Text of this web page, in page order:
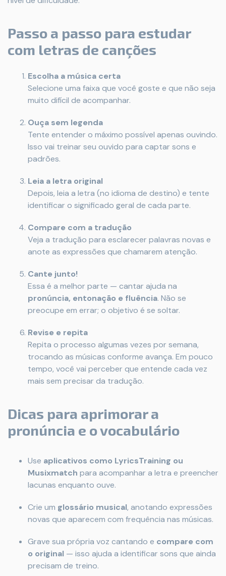
Passo a passo para estudar
com letras de canções
Escolha a música certa
Selecione uma faixa que você goste e que não seja
muito difícil de acompanhar.
Ouça sem legenda
Tente entender o máximo possível apenas ouvindo.
Isso vai treinar seu ouvido para captar sons e
padrões.
Leia a letra original
Depois, leia a letra (no idioma de destino) e tente
identificar o significado geral de cada parte.
Compare com a tradução
Veja a tradução para esclarecer palavras novas e
anote as expressões que chamarem atenção.
Cante junto!
Essa é a melhor parte — cantar ajuda na
pronúncia, entonação e fluência. Não se
preocupe em errar; o objetivo é se soltar.
Revise e repita
Repita o processo algumas vezes por semana,
trocando as músicas conforme avança. Em pouco
tempo, você vai perceber que entende cada vez
mais sem precisar da tradução.
Dicas para aprimorar a
pronúncia e o vocabulário
Use aplicativos como LyricsTraining ou
Musixmatch para acompanhar a letra e preencher
lacunas enquanto ouve.
Crie um glossário musical, anotando expressões
novas que aparecem com frequência nas músicas.
Grave sua própria voz cantando e compare com
o original — isso ajuda a identificar sons que ainda
precisam de treino.